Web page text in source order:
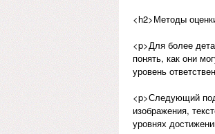
<h2>Методы
<p>Для более
понять, как они
уровень
<p>Следующий
изображения,
уровнях